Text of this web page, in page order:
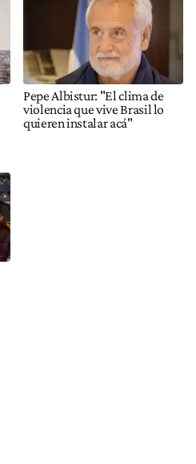
Pepe Albistur: "El clima de
violencia que vive Brasil lo
quieren instalar acá"